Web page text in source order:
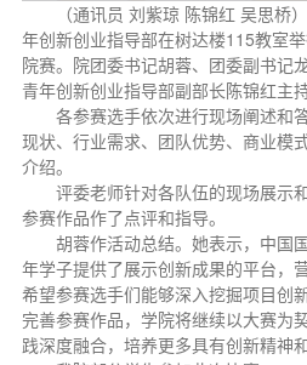
（通讯员 刘紫琼 陈锦红 吴思桥
年创新创业指导部在树达楼115教室
院赛。院团委书记胡蓉、团委副书记
青年创新创业指导部副部长陈锦红主持
各参赛选手依次进行现场阐述和
现状、行业需求、团队优势、商业模
介绍。
评委老师针对各队伍的现场展示
参赛作品作了点评和指导。
胡蓉作活动总结。她表示，中国
年学子提供了展示创新成果的平台，
希望参赛选手们能够深入挖掘项目创
完善参赛作品，学院将继续以大赛为
践深度融合，培养更多具有创新精神